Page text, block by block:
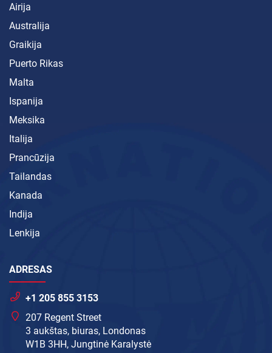
Airija
Australija
Graikija
Puerto Rikas
Malta
Ispanija
Meksika
Italija
Prancūzija
Tailandas
Kanada
Indija
Lenkija
ADRESAS
+1 205 855 3153
207 Regent Street
3 aukštas, biuras, Londonas
W1B 3HH, Jungtinė Karalystė